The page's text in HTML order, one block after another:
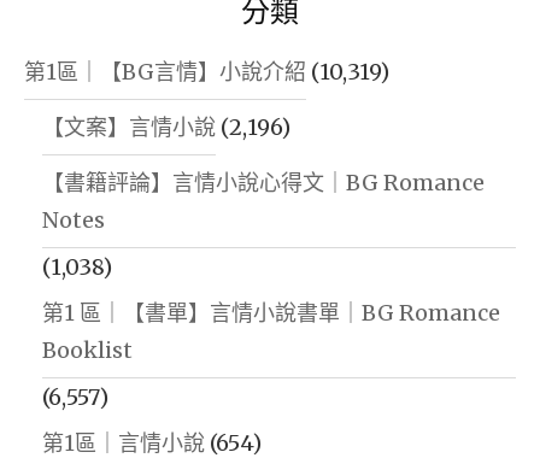
分類
第1區｜【BG言情】小說介紹 (10,319)
【文案】言情小說 (2,196)
【書籍評論】言情小說心得文｜BG Romance
Notes
(1,038)
第1 區｜【書單】言情小說書單｜BG Romance
Booklist
(6,557)
第1區｜言情小說 (654)